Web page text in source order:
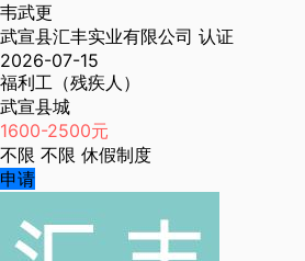
韦武更
武宣县汇丰实业有限公司 认证
2026-07-15
福利工（残疾人）
武宣县城
1600-2500元
不限 不限 休假制度
申请